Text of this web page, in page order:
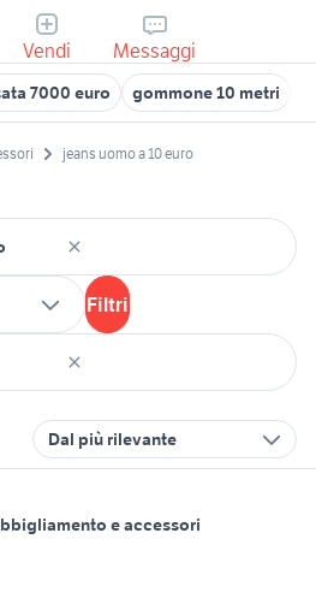
Vendi Messaggi
7000 euro gommone 10 metri
jeans uomo a 10 euro
Filtri
Dal più rilevante
e accessori